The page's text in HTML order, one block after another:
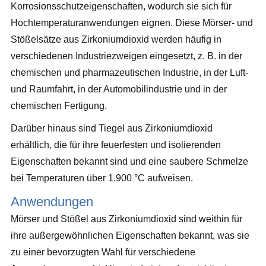
Korrosionsschutzeigenschaften, wodurch sie sich für
Hochtemperaturanwendungen eignen. Diese Mörser- und
Stößelsätze aus Zirkoniumdioxid werden häufig in
verschiedenen Industriezweigen eingesetzt, z. B. in der
chemischen und pharmazeutischen Industrie, in der Luft-
und Raumfahrt, in der Automobilindustrie und in der
chemischen Fertigung.
Darüber hinaus sind Tiegel aus Zirkoniumdioxid
erhältlich, die für ihre feuerfesten und isolierenden
Eigenschaften bekannt sind und eine saubere Schmelze
bei Temperaturen über 1.900 °C aufweisen.
Anwendungen
Mörser und Stößel aus Zirkoniumdioxid sind weithin für
ihre außergewöhnlichen Eigenschaften bekannt, was sie
zu einer bevorzugten Wahl für verschiedene